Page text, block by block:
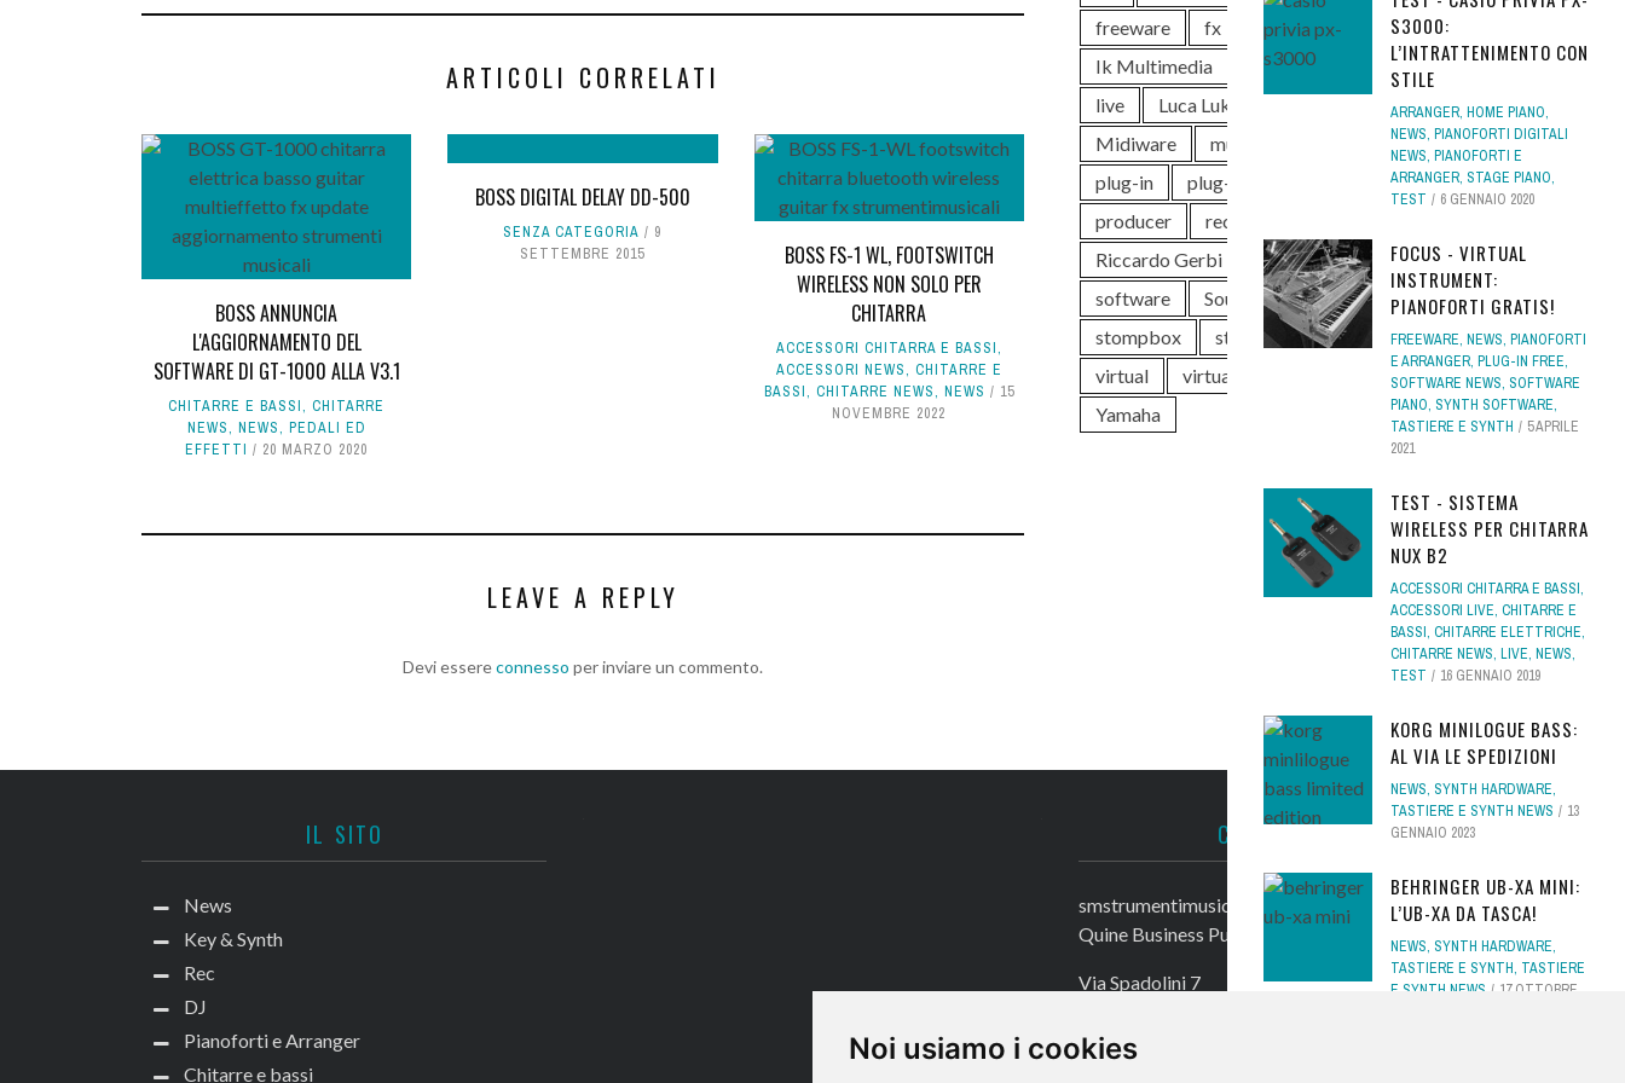
Noi usiamo i cookies
ARTICOLI CORRELATI
BOSS ANNUNCIA
L'AGGIORNAMENTO DEL
SOFTWARE DI GT-1000 ALLA V3.1
CHITARRE E BASSI,CHITARRE
NEWS, NEWS, PEDALI ED
EFFETTI
20 MARZO 2020
BOSS DIGITAL DELAY DD-500
SENZA CATEGORIA
9
SETTEMBRE 2015
BOSS FS-1 WL, FOOTSWITCH
WIRELESS NON SOLO PER
CHITARRA
ACCESSORI CHITARRA E BASSI,
ACCESSORI NEWS, CHITARRE E
BASSI, CHITARRE NEWS, NEWS
15
NOVEMBRE 2022
LEAVE A REPLY
Devi essereconnesso per inviare un commento.
S3000:
L’INTRATTENIMENTO CON
STILE
ARRANGER, HOME PIANO,
NEWS, PIANOFORTI DIGITALI
NEWS, PIANOFORTI E
ARRANGER, STAGE PIANO,
TEST
6 GENNAIO 2020
FOCUS - VIRTUAL
INSTRUMENT:
PIANOFORTI GRATIS!
FREEWARE, NEWS, PIANOFORTI
E ARRANGER, PLUG-IN FREE,
SOFTWARE NEWS, SOFTWARE
PIANO, SYNTH SOFTWARE,
TASTIERE E SYNTH
5 APRILE
2021
TEST - SISTEMA
WIRELESS PER CHITARRA
NUX B2
ACCESSORI CHITARRA E BASSI,
ACCESSORI LIVE, CHITARRE E
BASSI, CHITARRE ELETTRICHE,
CHITARRE NEWS, LIVE, NEWS,
TEST
16 GENNAIO 2019
KORG MINILOGUE BASS:
AL VIA LE SPEDIZIONI
NEWS, SYNTH HARDWARE,
TASTIERE E SYNTH NEWS
13
GENNAIO 2023
BEHRINGER UB-XA MINI:
L’UB-XA DA TASCA!
NEWS, SYNTH HARDWARE,
TASTIERE E SYNTH, TASTIERE
E SYNTH NEWS
17 OTTOBRE
freeware
fx guitar
hardware
Ik Multimedia
instrument
keyboard
live
Luca Luker Rossi
Midiware
music
piano
plug-in
plug-in audio
pro
producer
rec
Riccardo Gerbi
Roland
sintetizzatore
software
Soundwave
Steinberg
stompbox
studio synth
tastiera
virtual
virtual instrument
VST
Yamaha
IL SITO
News
Key & Synth
Rec
DJ
Pianoforti e Arranger
Chitarre e bassi
CONTATTACI
smstrumentimusicali.it
Quine Business Publisher
Via Spadolini 7
Tel. +39 02 49756990